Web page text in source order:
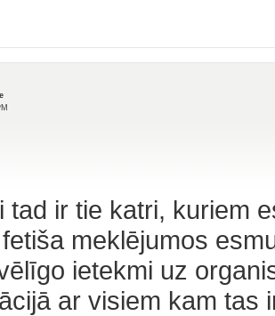
tad ir tie katri, kuriem
meklējumos
ietekmi uz
ar visiem kam tas